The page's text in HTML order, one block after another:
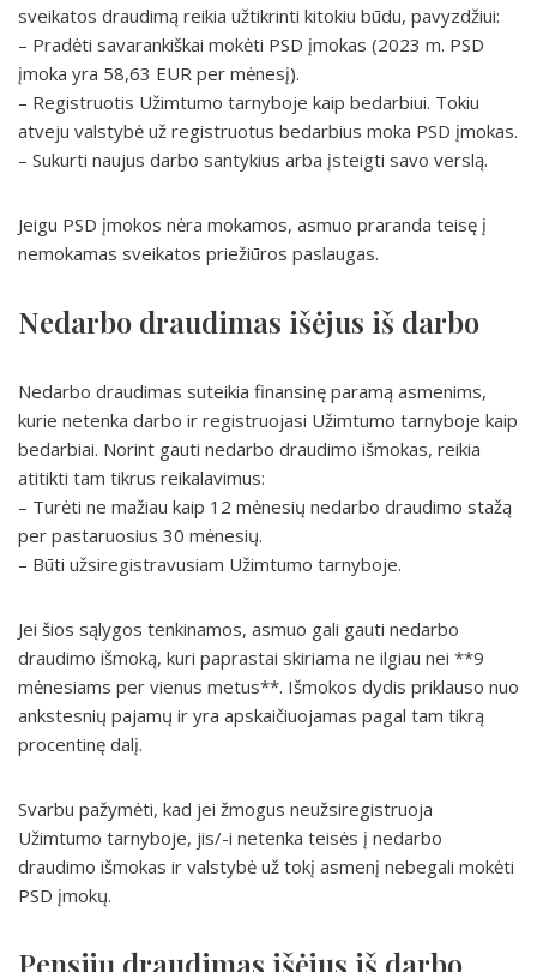
sveikatos draudimą reikia užtikrinti kitokiu būdu, pavyzdžiui:
– Pradėti savarankiškai mokėti PSD įmokas (2023 m. PSD
įmoka yra 58,63 EUR per mėnesį).
– Registruotis Užimtumo tarnyboje kaip bedarbiui. Tokiu
atveju valstybė už registruotus bedarbius moka PSD įmokas.
– Sukurti naujus darbo santykius arba įsteigti savo verslą.
Jeigu PSD įmokos nėra mokamos, asmuo praranda teisę į
nemokamas sveikatos priežiūros paslaugas.
Nedarbo draudimas išėjus iš darbo
Nedarbo draudimas suteikia finansinę paramą asmenims,
kurie netenka darbo ir registruojasi Užimtumo tarnyboje kaip
bedarbiai. Norint gauti nedarbo draudimo išmokas, reikia
atitikti tam tikrus reikalavimus:
– Turėti ne mažiau kaip 12 mėnesių nedarbo draudimo stažą
per pastaruosius 30 mėnesių.
– Būti užsiregistravusiam Užimtumo tarnyboje.
Jei šios sąlygos tenkinamos, asmuo gali gauti nedarbo
draudimo išmoką, kuri paprastai skiriama ne ilgiau nei **9
mėnesiams per vienus metus**. Išmokos dydis priklauso nuo
ankstesnių pajamų ir yra apskaičiuojamas pagal tam tikrą
procentinę dalį.
Svarbu pažymėti, kad jei žmogus neužsiregistruoja
Užimtumo tarnyboje, jis/-i netenka teisės į nedarbo
draudimo išmokas ir valstybė už tokį asmenį nebegali mokėti
PSD įmokų.
Pensijų draudimas išėjus iš darbo